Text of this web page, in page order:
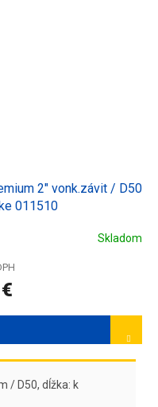
2" vonk.závit / D50
011510
Skladom
/ D50, dĺžka: k